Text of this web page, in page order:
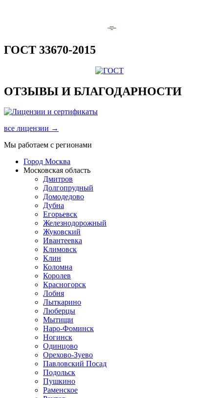
ГОСТ 33670-2015
ОТЗЫВЫ И БЛАГОДАРНОСТИ
все лицензии →
Мы работаем с регионами
Город Москва
Московская область
Дмитров
Долгопрудный
Домодедово
Дубна
Егорьевск
Железнодорожный
Жуковский
Ивантеевка
Климовск
Клин
Коломна
Королев
Красногорск
Лобня
Лыткарино
Люберцы
Мытищи
Наро-Фоминск
Ногинск
Одинцово
Орехово-Зуево
Павловский Посад
Подольск
Пушкино
Раменское